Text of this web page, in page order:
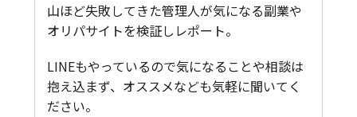
山ほど失敗してきた管理人が気になる副業や
オリパサイトを検証しレポート。
LINEもやっているので気になることや相談は
抱え込まず、オススメなども気軽に聞いてく
ださい。